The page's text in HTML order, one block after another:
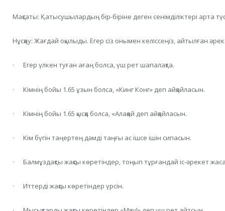
Мақсаты: Қатысушылардың бір-біріне деген сенімділіктері арта
Нұсқау: Жағдай оқылыды. Егер сіз онымен келіссеңіз, айтылған
· Егер үлкен туған ағаң болса, үш рет шапалақта.
· Кімнің бойы 1.65 ұзын болса, «Кинг Конг» деп айқайласын.
· Кімнің бойы 1.65 қысқа болса, «Алақай деп айқайласын.
· Кім бүгін таңертең дәмді таңғы ас ішсе ішін сипасын.
· Балмұздақты жақсы көретіндер, тоңып тұрғандай іс-әрекет
· Иттерді жақсы көретіндер үрсін.